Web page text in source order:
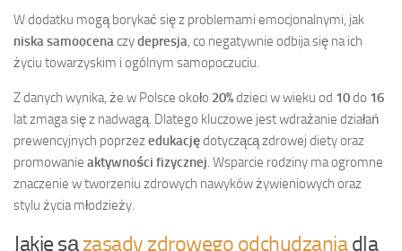
W dodatku mogą borykać się z problemami emocjonalnymi, jak
niska samoocena czydepresja , co negatywnie odbija się na ich
życiu towarzyskim i ogólnym samopoczuciu.
Z danych wynika, że w Polsce około 20%dzieci w wieku od 10do 16
lat zmaga się z nadwagą. Dlatego kluczowe jest wdrażanie działań
prewencyjnych poprzezedukacjędotyczącą zdrowej diety oraz
promowanie aktywności fizycznej . Wsparcie rodziny ma ogromne
znaczenie w tworzeniu zdrowych nawyków żywieniowych oraz
stylu życia młodzieży.
Jakie sązasady zdrowego odchudzaniadla